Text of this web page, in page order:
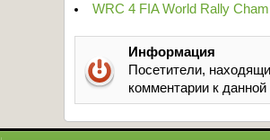
WRC 4 FIA World Rally
Информация
Посетители,
комментарии к